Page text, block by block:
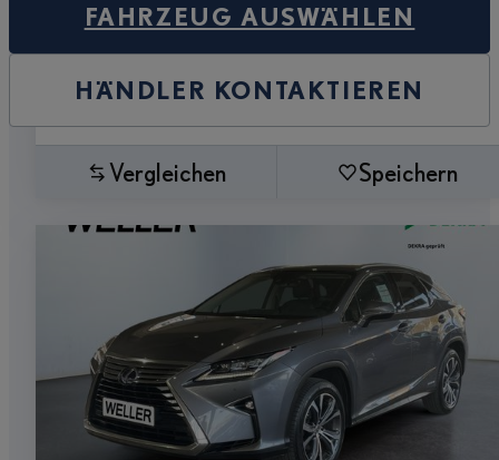
FAHRZEUG AUSWÄHLEN
HÄNDLER KONTAKTIEREN
Vergleichen Speichern